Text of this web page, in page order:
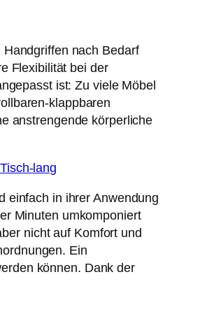
nach Bedarf
Flexibilität bei der
ist: Zu viele Möbel
klappbaren
anstrengende körperliche
einfach in ihrer Anwendung
Minuten umkomponiert
nicht auf Komfort und
Ein
können. Dank der